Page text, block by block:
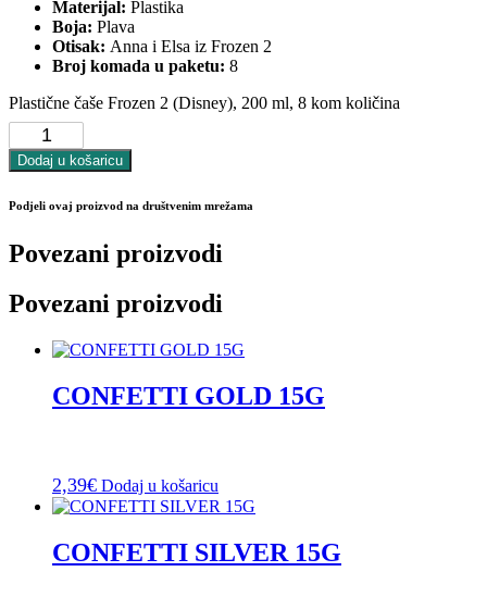
Materijal: Plastika
Boja: Plava
Otisak: Anna i Elsa iz Frozen 2
Broj komada u paketu: 8
Plastične čaše Frozen 2 (Disney), 200 ml, 8 kom količina
Dodaj u košaricu
Podjeli ovaj proizvod na društvenim mrežama
Povezani proizvodi
Povezani proizvodi
CONFETTI GOLD 15G
2,39€ Dodaj u košaricu
CONFETTI SILVER 15G